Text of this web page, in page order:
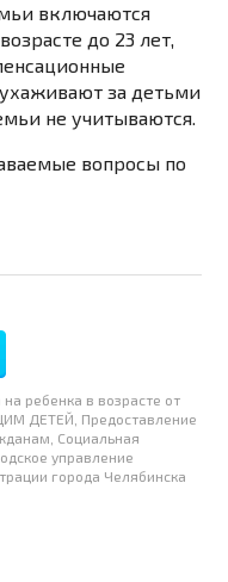
включаются
до 23 лет,
за детьми
не учитываются.
вопросы по
ребенка в возрасте от
ДЕТЕЙ Предоставление
Социальная
управление
города Челябинска